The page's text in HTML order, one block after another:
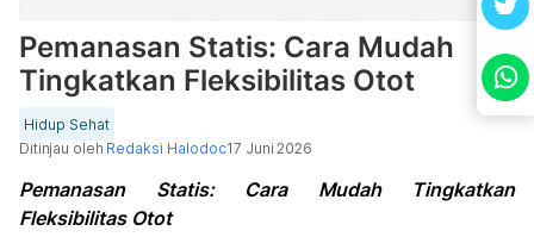
Pemanasan Statis: Cara Mudah
Tingkatkan Fleksibilitas Otot
Hidup Sehat
Ditinjau oleh Redaksi Halodoc17 Juni 2026
Pemanasan Statis: Cara Mudah Tingkatkan
Fleksibilitas Otot